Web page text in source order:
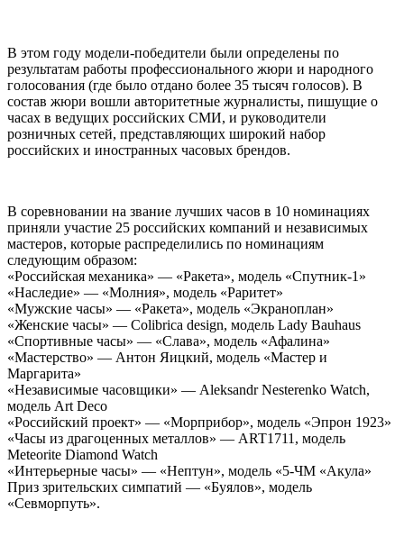
В этом году модели-победители были определены по
результатам работы профессионального жюри и народного
голосования (где было отдано более 35 тысяч голосов). В
состав жюри вошли авторитетные журналисты, пишущие о
часах в ведущих российских СМИ, и руководители
розничных сетей, представляющих широкий набор
российских и иностранных часовых брендов.
В соревновании на звание лучших часов в 10 номинациях
приняли участие 25 российских компаний и независимых
мастеров, которые распределились по номинациям
следующим образом:
«Российская механика» — «Ракета», модель «Спутник-1»
«Наследие» — «Молния», модель «Раритет»
«Мужские часы» — «Ракета», модель «Экраноплан»
«Женские часы» — Colibrica design, модель Lady Bauhaus
«Спортивные часы» — «Слава», модель «Афалина»
«Мастерство» — Антон Яицкий, модель «Мастер и
Маргарита»
«Независимые часовщики» — Aleksandr Nesterenko Watch,
модель Art Deco
«Российский проект» — «Морприбор», модель «Эпрон 1923»
«Часы из драгоценных металлов» — ART1711, модель
Meteorite Diamond Watch
«Интерьерные часы» — «Нептун», модель «5-ЧМ «Акула»
Приз зрительских симпатий — «Буялов», модель
«Севморпуть».